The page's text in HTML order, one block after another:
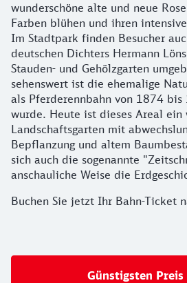
wunderschöne alte und neue
Farben blühen und ihren
Im Stadtpark finden Besucher
deutschen Dichters Hermann
Stauden- und Gehölzgarten
sehenswert ist die ehemalige
als Pferderennbahn von 1874
wurde. Heute ist dieses Areal ein
Landschaftsgarten mit
Bepflanzung und altem
sich auch die sogenannte
anschauliche Weise die
Buchen Sie jetzt Ihr Bahn-Ticket
Günstigsten Preis